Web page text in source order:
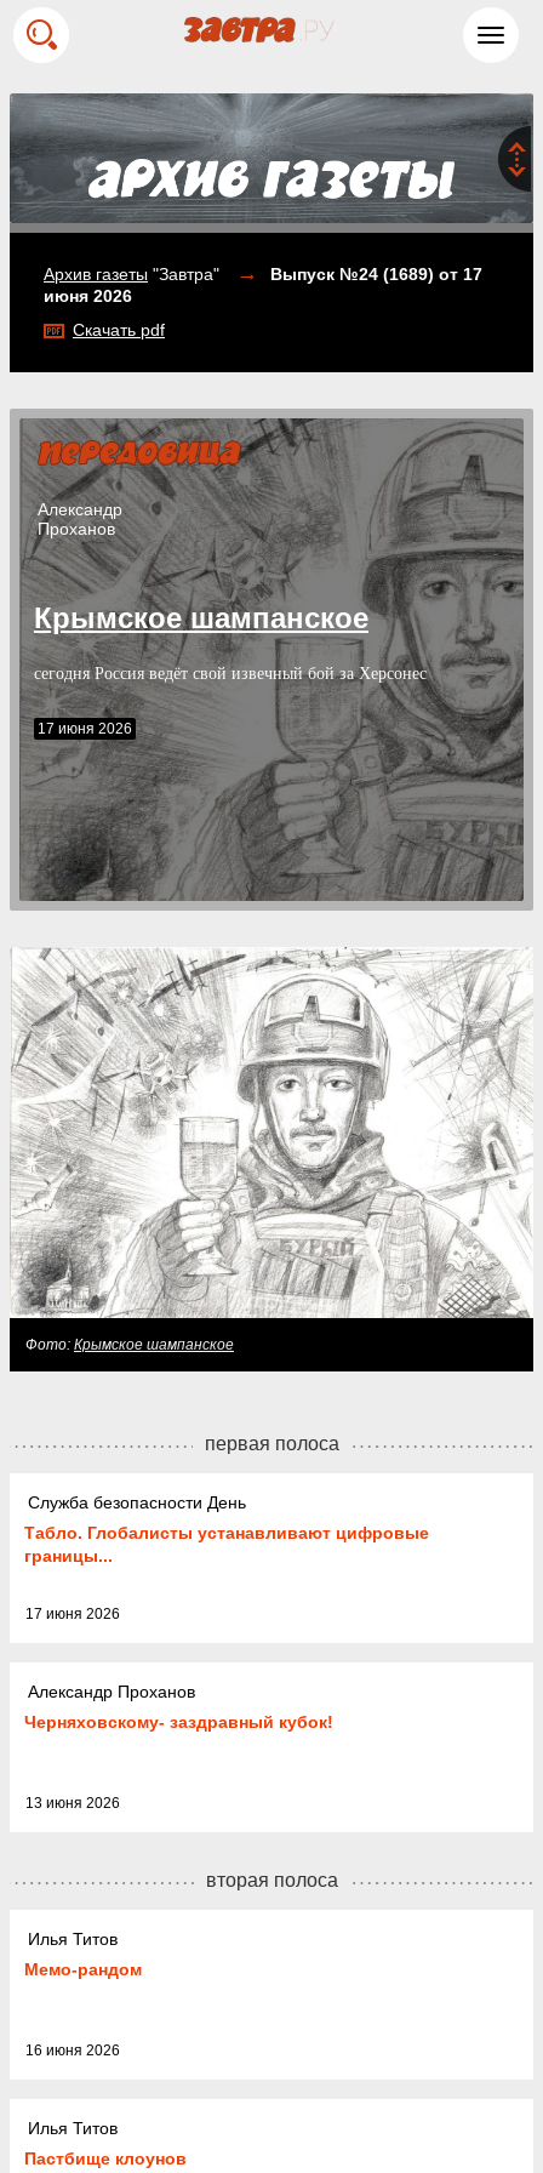
Архив газеты "Завтра" → Выпуск №24 (1689) от 17
июня 2026
Скачать pdf
Александр
Проханов
Крымское шампанское
сегодня Россия ведёт свой извечный бой за Херсонес
17 июня 2026
Фото: Крымское шампанское
первая полоса
Служба безопасности День
Табло. Глобалисты устанавливают цифровые
границы...
17 июня 2026
Александр Проханов
Черняховскому- заздравный кубок!
13 июня 2026
вторая полоса
Илья Титов
Мемо-рандом
16 июня 2026
Илья Титов
Пастбище клоунов